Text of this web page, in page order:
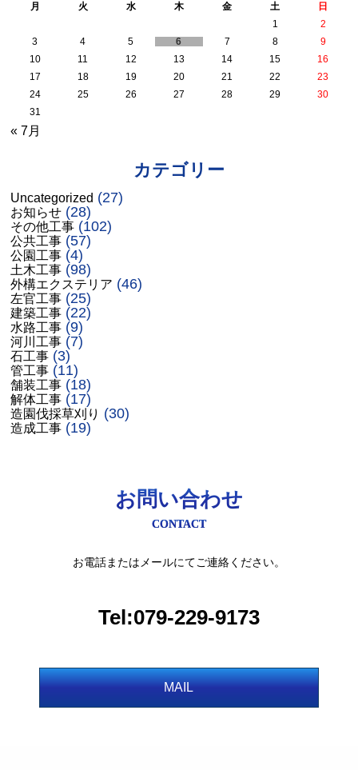
月 火 水 木 金 土
日
1
2
3
4 5 6 7 8
9
10
11 12 13 14 15
16
17
18 19 20 21 22
23
24
25 26 27 28 29
30
31
« 7月
カテゴリー
Uncategorized (27)
お知らせ (28)
その他工事 (102)
公共工事 (57)
公園工事 (4)
土木工事 (98)
外構エクステリア (46)
左官工事 (25)
建築工事 (22)
水路工事 (9)
河川工事 (7)
石工事 (3)
管工事 (11)
舗装工事 (18)
解体工事 (17)
造園伐採草刈り (30)
造成工事 (19)
お問い合わせ
CONTACT
お電話またはメールにてご連絡ください。
Tel:079-229-9173
MAIL